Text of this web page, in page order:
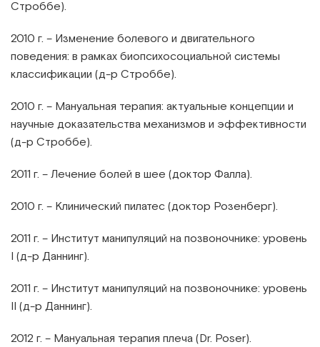
Строббе).
2010 г. – Изменение болевого и двигательного
поведения: в рамках биопсихосоциальной системы
классификации (д-р Строббе).
2010 г. – Мануальная терапия: актуальные концепции и
научные доказательства механизмов и эффективности
(д-р Строббе).
2011 г. – Лечение болей в шее (доктор Фалла).
2010 г. – Клинический пилатес (доктор Розенберг).
2011 г. – Институт манипуляций на позвоночнике: уровень
I (д-р Даннинг).
2011 г. – Институт манипуляций на позвоночнике: уровень
II (д-р Даннинг).
2012 г. – Мануальная терапия плеча (Dr. Poser).